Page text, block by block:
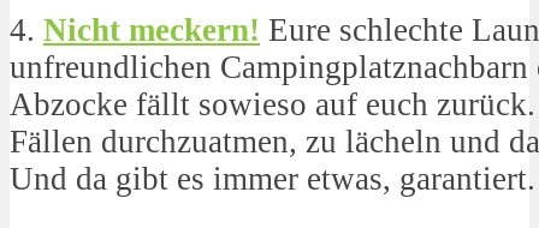
4. Nicht meckern! Eure schlechte
unfreundlichen
Abzocke fällt sowieso auf euch
Fällen durchzuatmen, zu lächeln und
Und da gibt es immer etwas, garantiert.